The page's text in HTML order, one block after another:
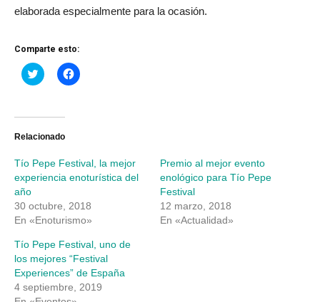
elaborada especialmente para la ocasión.
Comparte esto:
Haz
clic
Twitter
abre
ventana
nueva)
Haz
clic
ventana
nueva)
Relacionado
Tío Pepe Festival, la mejor
experiencia enoturística del
año
30 octubre, 2018
En «Enoturismo»
Premio al mejor evento
enológico para Tío Pepe
Festival
12 marzo, 2018
En «Actualidad»
Tío Pepe Festival, uno de
los mejores “Festival
Experiences” de España
4 septiembre, 2019